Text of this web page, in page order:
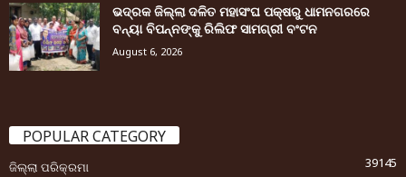
ଭଦ୍ରକ ଜିଲ୍ଲା ଦଳିତ ମହାସଂଘ ପକ୍ଷରୁ ଧାମନଗରରେ
ବନ୍ୟା ବିପନ୍ନଙ୍କୁ ରିଲିଫ ସାମଗ୍ରୀ ବଂଟନ
August 6, 2026
POPULAR CATEGORY
ଜିଲ୍ଲା ପରିକ୍ରମା
39145